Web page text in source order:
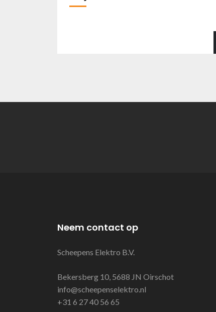
Neem contact op
Scheepens Elektro B.V.
Bekersberg 10, 5688 JN Oirschot
info@scheepenselektro.nl
+31 6 27 40 56 65